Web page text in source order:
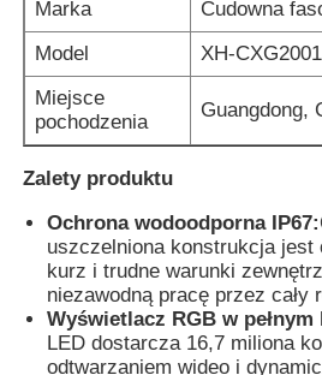
Marka
Cudowna
Model
XH-
Miejsce
pochodzenia
Guangdong,
Zalety produktu
Ochrona wodoodporna IP67:
uszczelniona konstrukcja jest
kurz i trudne warunki
niezawodną pracę przez cały
Wyświetlacz RGB w pełnym
LED dostarcza 16,7 miliona
odtwarzaniem wideo i